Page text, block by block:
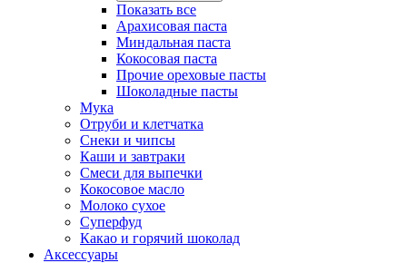
Показать все
Арахисовая паста
Миндальная паста
Кокосовая паста
Прочие ореховые пасты
Шоколадные пасты
Мука
Отруби и клетчатка
Снеки и чипсы
Каши и завтраки
Смеси для выпечки
Кокосовое масло
Молоко сухое
Суперфуд
Какао и горячий шоколад
Аксессуары